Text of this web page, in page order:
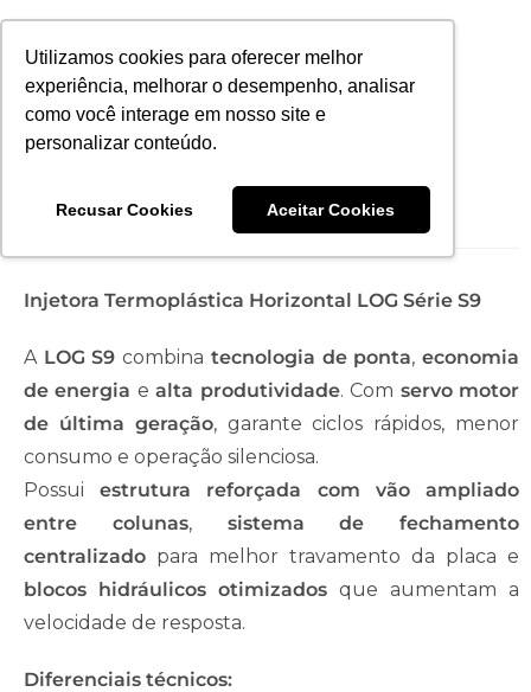
Utilizamos cookies para oferecer melhor
experiência, melhorar o desempenho, analisar
como você interage em nosso site e
personalizar conteúdo.
Recusar Cookies Aceitar Cookies
Injetora LOG530-S9
Injetora Termoplástica Horizontal LOG Série S9
A LOG S9 combina tecnologia de ponta,economia
de energia ealta produtividade. Com servo motor
de última geração, garante ciclos rápidos, menor
consumo e operação silenciosa.
Possuiestrutura reforçada com vão ampliado
entre colunas, sistema de fechamento
centralizado para melhor travamento da placa e
blocos hidráulicos otimizados que aumentam a
velocidade de resposta.
Diferenciais técnicos: